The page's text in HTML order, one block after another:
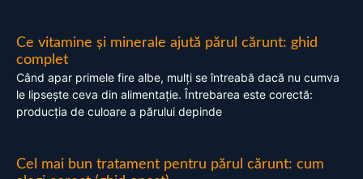
Ce vitamine și minerale ajută părul cărunt: ghid
complet
Când apar primele fire albe, mulți se întreabă dacă nu cumva
le lipsește ceva din alimentație. Întrebarea este corectă:
producția de culoare a părului depinde
Cel mai bun tratament pentru părul cărunt: cum